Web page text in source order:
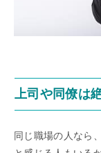
上司や同僚は
同じ職場の人なら